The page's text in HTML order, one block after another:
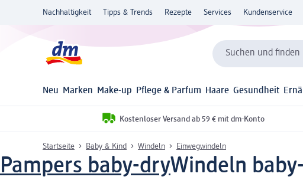
Nachhaltigkeit Tipps & Trends Rezepte Services Kundenservice
Suchen und finden
Neu Marken Make-up Pflege & Parfum Haare Gesundheit
Kostenloser Versand ab 59 € mit dm-Konto
Startseite Baby & Kind Windeln Einwegwindeln
Pampers baby-dryWindeln